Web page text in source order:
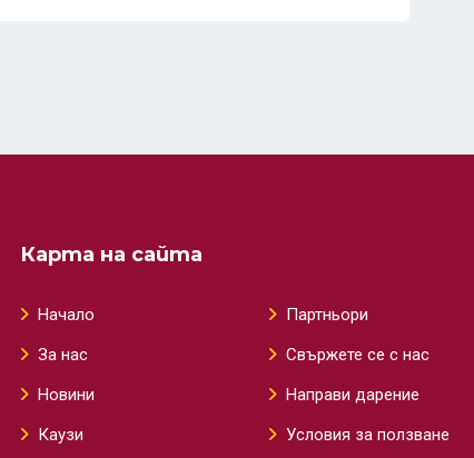
Карта на сайта
Начало
За нас
Новини
Каузи
Партньори
Свържете се с нас
Направи дарение
Условия за ползване